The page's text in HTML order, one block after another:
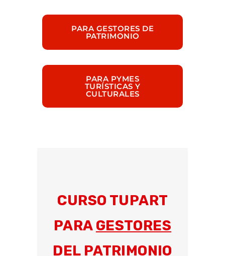
PARA GESTORES DE
PATRIMONIO
PARA PYMES
TURÍSTICAS Y
CULTURALES
CURSO TUPART
PARA GESTORES
DEL PATRIMONIO